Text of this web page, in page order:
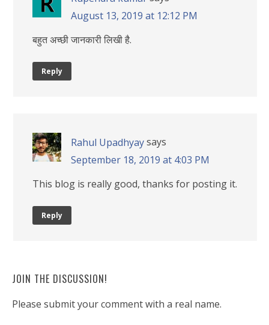
August 13, 2019 at 12:12 PM
बहुत अच्छी जानकारी लिखी है.
Reply
Rahul Upadhyaysays
September 18, 2019 at 4:03 PM
This blog is really good, thanks for posting it.
Reply
JOIN THE DISCUSSION!
Please submit your comment with a real name.